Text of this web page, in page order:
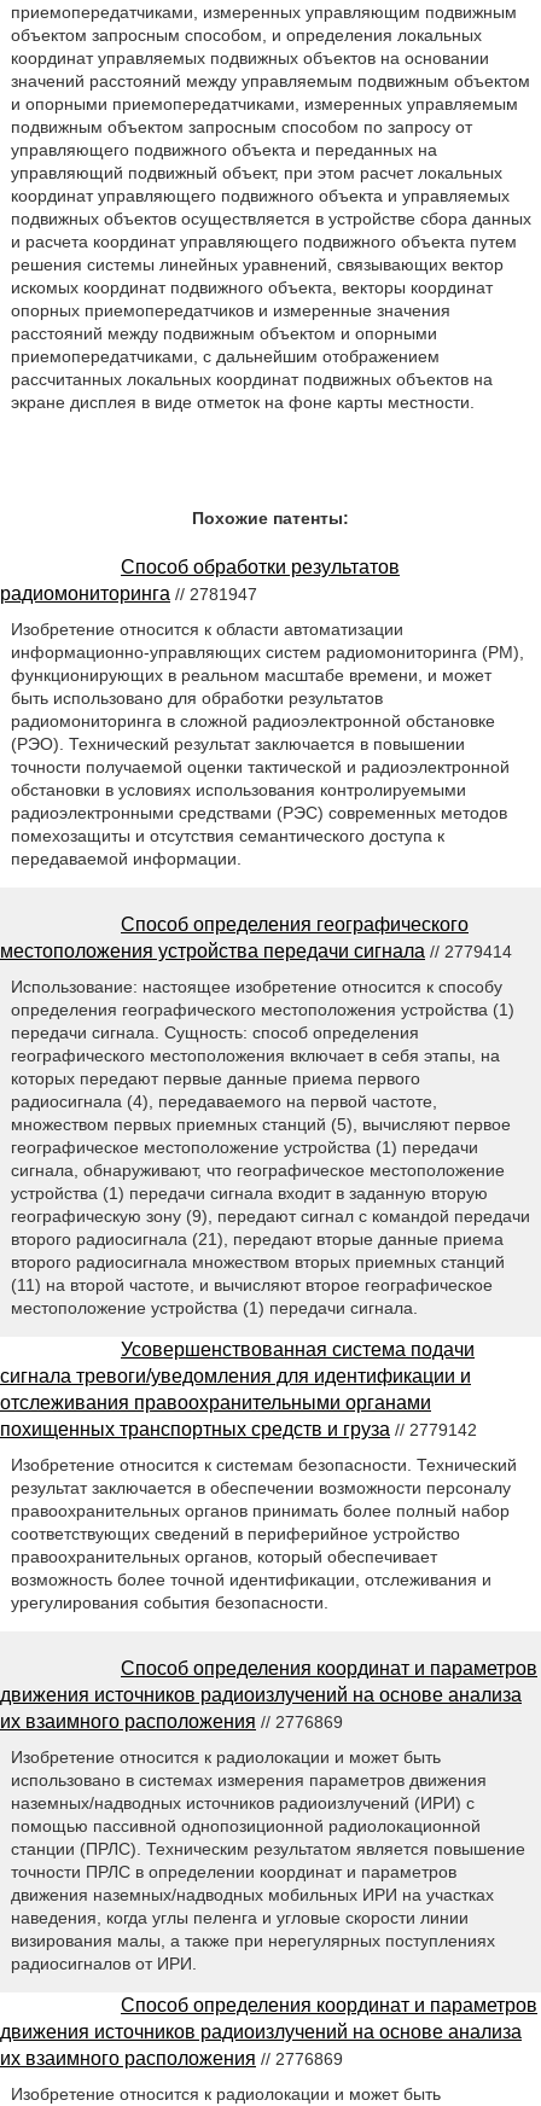
приемопередатчиками, измеренных управляющим подвижным
объектом запросным способом, и определения локальных
координат управляемых подвижных объектов на основании
значений расстояний между управляемым подвижным объектом
и опорными приемопередатчиками, измеренных управляемым
подвижным объектом запросным способом по запросу от
управляющего подвижного объекта и переданных на
управляющий подвижный объект, при этом расчет локальных
координат управляющего подвижного объекта и управляемых
подвижных объектов осуществляется в устройстве сбора данных
и расчета координат управляющего подвижного объекта путем
решения системы линейных уравнений, связывающих вектор
искомых координат подвижного объекта, векторы координат
опорных приемопередатчиков и измеренные значения
расстояний между подвижным объектом и опорными
приемопередатчиками, с дальнейшим отображением
рассчитанных локальных координат подвижных объектов на
экране дисплея в виде отметок на фоне карты местности.
Похожие патенты:
Способ обработки результатов
радиомониторинга // 2781947
Изобретение относится к области автоматизации
информационно-управляющих систем радиомониторинга (РМ),
функционирующих в реальном масштабе времени, и может
быть использовано для обработки результатов
радиомониторинга в сложной радиоэлектронной обстановке
(РЭО). Технический результат заключается в повышении
точности получаемой оценки тактической и радиоэлектронной
обстановки в условиях использования контролируемыми
радиоэлектронными средствами (РЭС) современных методов
помехозащиты и отсутствия семантического доступа к
передаваемой информации.
Способ определения географического
местоположения устройства передачи сигнала // 2779414
Использование: настоящее изобретение относится к способу
определения географического местоположения устройства (1)
передачи сигнала. Сущность: способ определения
географического местоположения включает в себя этапы, на
которых передают первые данные приема первого
радиосигнала (4), передаваемого на первой частоте,
множеством первых приемных станций (5), вычисляют первое
географическое местоположение устройства (1) передачи
сигнала, обнаруживают, что географическое местоположение
устройства (1) передачи сигнала входит в заданную вторую
географическую зону (9), передают сигнал с командой передачи
второго радиосигнала (21), передают вторые данные приема
второго радиосигнала множеством вторых приемных станций
(11) на второй частоте, и вычисляют второе географическое
местоположение устройства (1) передачи сигнала.
Усовершенствованная система подачи
сигнала тревоги/уведомления для идентификации и
отслеживания правоохранительными органами
похищенных транспортных средств и груза // 2779142
Изобретение относится к системам безопасности. Технический
результат заключается в обеспечении возможности персоналу
правоохранительных органов принимать более полный набор
соответствующих сведений в периферийное устройство
правоохранительных органов, который обеспечивает
возможность более точной идентификации, отслеживания и
урегулирования события безопасности.
Способ определения координат и параметров
движения источников радиоизлучений на основе анализа
их взаимного расположения // 2776869
Изобретение относится к радиолокации и может быть
использовано в системах измерения параметров движения
наземных/надводных источников радиоизлучений (ИРИ) с
помощью пассивной однопозиционной радиолокационной
станции (ПРЛС). Техническим результатом является повышение
точности ПРЛС в определении координат и параметров
движения наземных/надводных мобильных ИРИ на участках
наведения, когда углы пеленга и угловые скорости линии
визирования малы, а также при нерегулярных поступлениях
радиосигналов от ИРИ.
Способ определения координат и параметров
движения источников радиоизлучений на основе анализа
их взаимного расположения // 2776869
Изобретение относится к радиолокации и может быть